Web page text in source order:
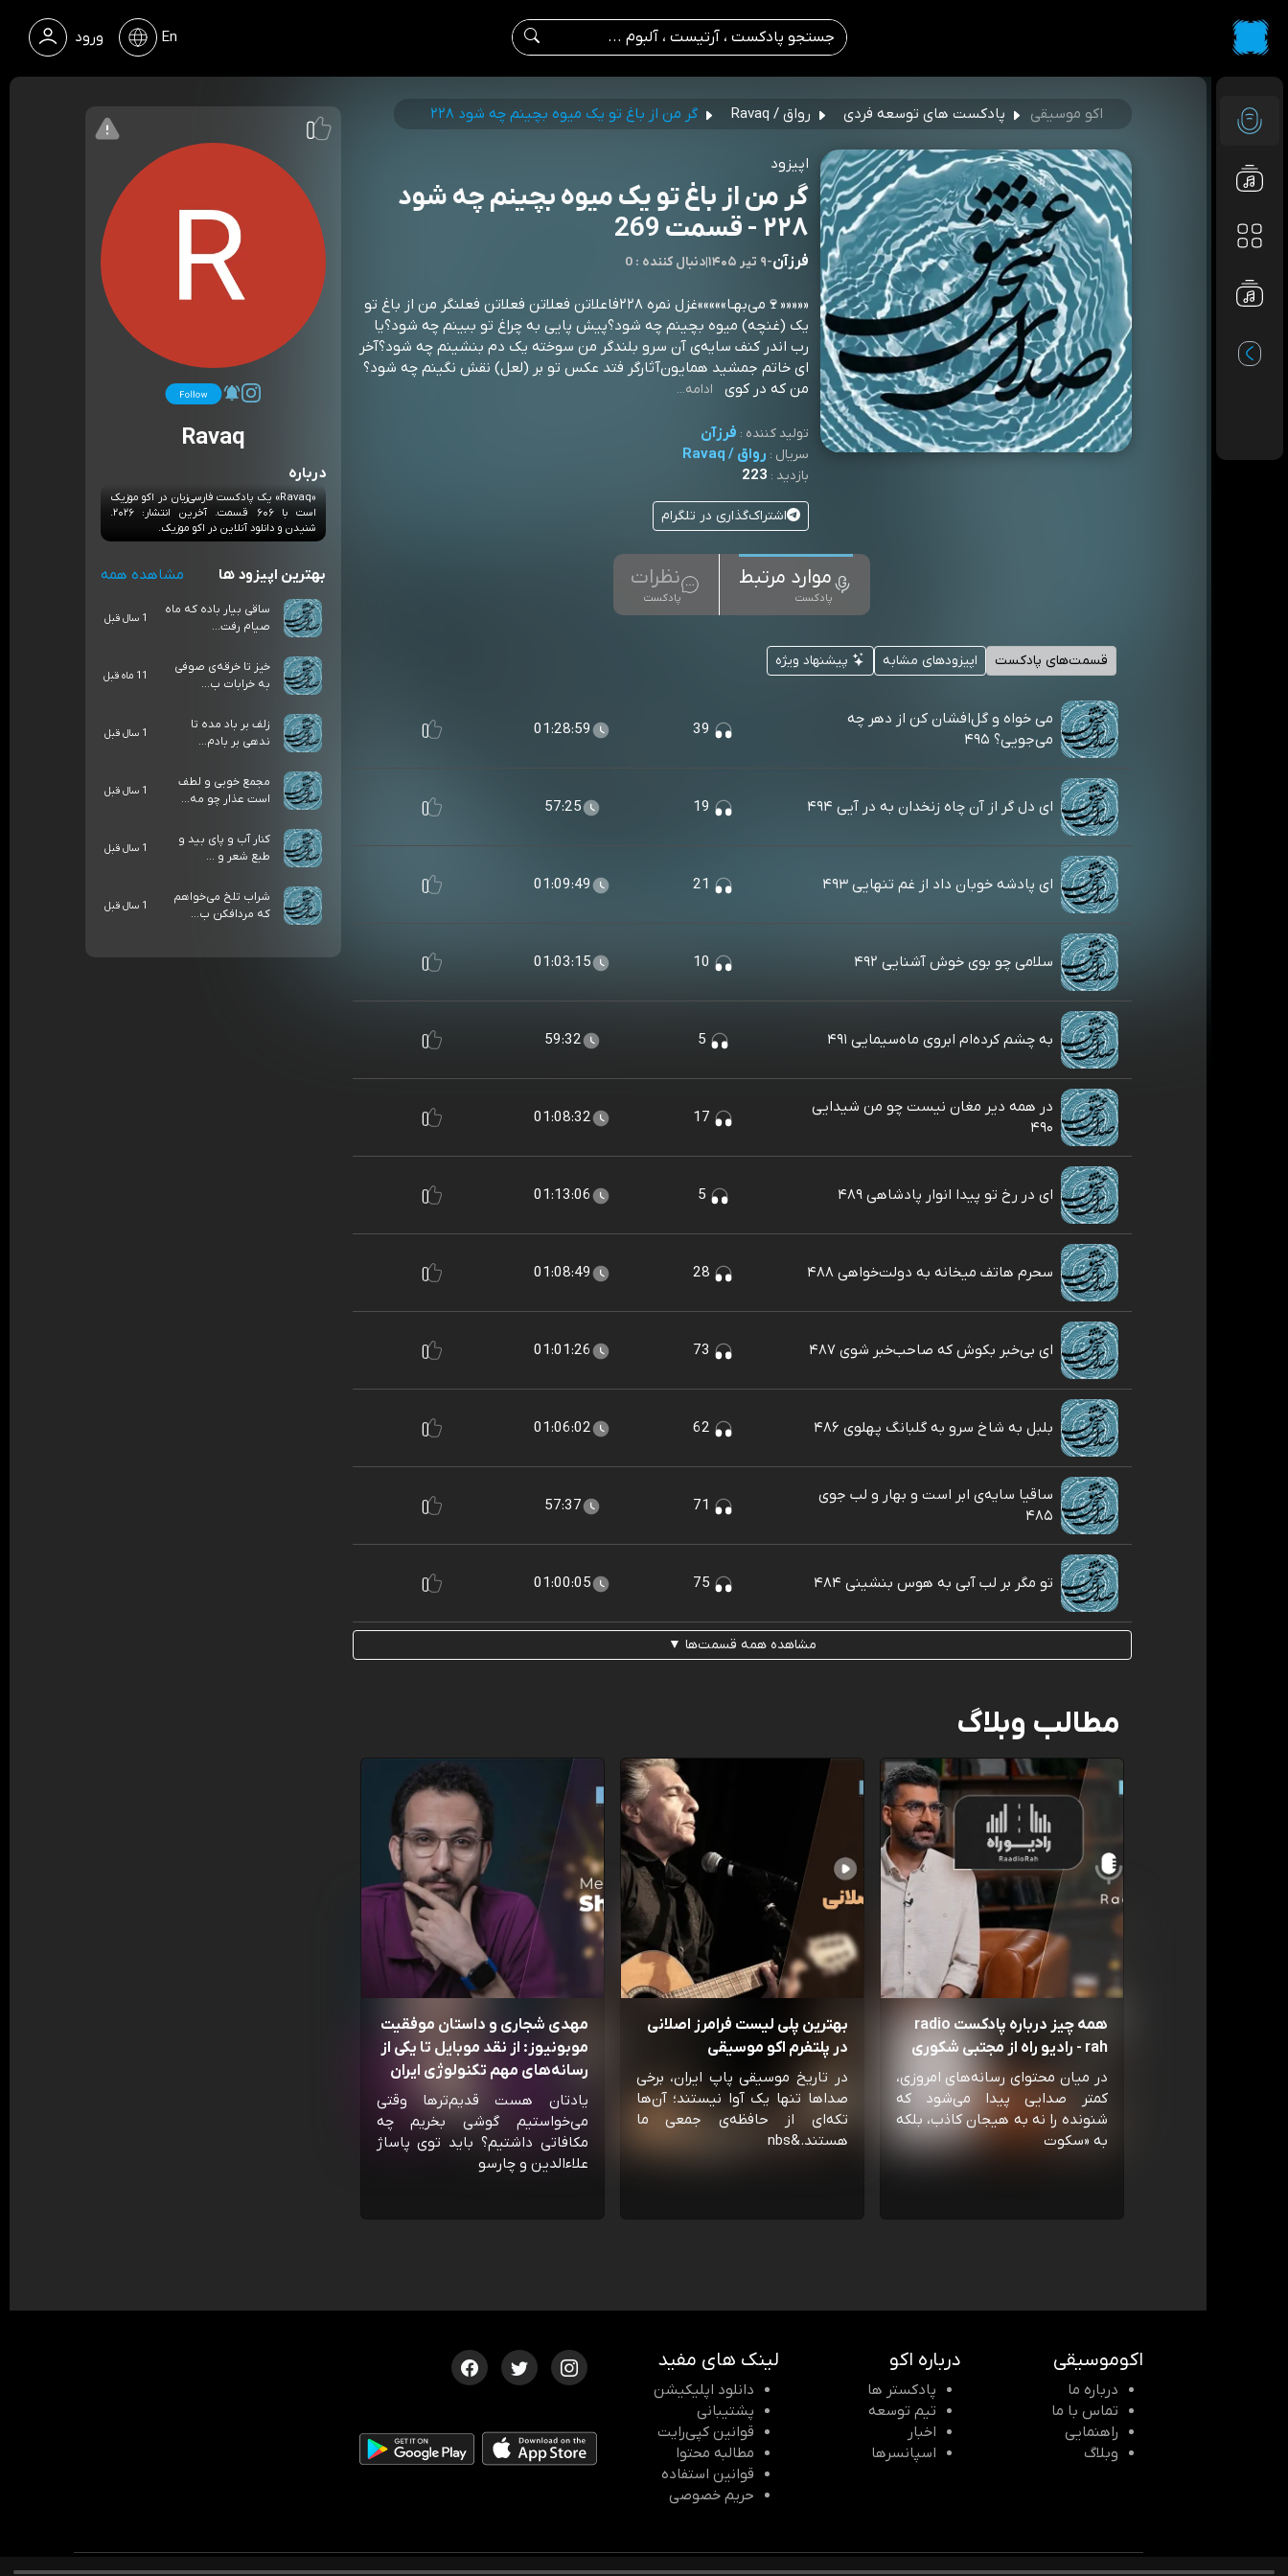
ورود En
اکو موسیقی پادکست های توسعه فردی رواق / Ravaq گر من از باغ تو یک میوه بچینم چه شود ۲۲۸
اپیزود
گر من از باغ تو یک میوه بچینم چه شود
۲۲۸ - قسمت 269
فرزآن-۹ تیر ۱۴۰۵ |0 : دنبال کننده
«««««🍷می‌بهـا»»»»»غزل نمره ۲۲۸فاعلاتن فعلاتن فعلاتن فعلنگر من از باغ تو
يک (غنچه) ميوه بچينم چه شود؟پيش پایی به چراغ تو ببينم چه شود؟يا
رب اندر کنف سايه‌ی آن سرو بلندگر من سوخته يک دم بنشينم چه شود؟آخر
ای خاتم جمشيد همايون‌آثارگر فتد عکس تو بر (لعل) نقش نگينم چه شود؟
من که در کوی
ادامه...
تولید کننده : فرزآن
سریال : رواق / Ravaq
بازدید : 223
اشتراک‌گذاری در تلگرام
موارد مرتبط
پادکست
نظرات
پادکست
قسمت‌های پادکست اپیزودهای مشابه پیشنهاد ویژه
می خواه و گل‌افشان کن از دهر چه
می‌جویی؟ ۴۹۵
01:28:59
ای دل گر از آن چاه زنخدان به در آیی ۴۹۴ 57:25
ای پادشه خوبان داد از غم تنهایی ۴۹۳ 01:09:49
سلامی چو بوی خوش آشنایی ۴۹۲ 01:03:15
به چشم کرده‌ام ابروی ماه‌سیمایی ۴۹۱ 59:32
در همه دیر مغان نیست چو من شیدایی
۴۹۰
01:08:32
ای در رخ تو پیدا انوار پادشاهی ۴۸۹ 01:13:06
سحرم هاتف میخانه به دولت‌خواهی ۴۸۸ 01:08:49
ای بی‌خبر بکوش که صاحب‌خبر شوی ۴۸۷ 01:01:26
بلبل به شاخ سرو به گلبانگ پهلوی ۴۸۶ 01:06:02
ساقیا سایه‌ی ابر است و بهار و لب جوی
۴۸۵
57:37
تو مگر بر لب آبی به هوس بنشينی ۴۸۴ 01:00:05
مشاهده همه قسمت‌ها ▼
مطالب وبلاگ
همه چیز درباره پادکست radio
rah - رادیو راه از مجتبی شکوری
در میان محتوای رسانه‌های امروزی،
کمتر صدایی پیدا می‌شود که
شنونده را نه به هیجان کاذب، بلکه
به «سکوت
بهترین پلی لیست فرامرز اصلانی
در پلتفرم اکو موسیقی
در تاریخ موسیقی پاپ ایران، برخی
صداها تنها یک آوا نیستند؛ آن‌ها
تکه‌ای از حافظه‌ی جمعی ما
هستند.&nbs
مهدی شجاری و داستان موفقیت
موبونیوز: از نقد موبایل تا یکی از
رسانه‌‌های مهم تکنولوژی ایران
یادتان هست قدیم‌ترها وقتی
می‌خواستیم گوشی بخریم چه
مکافاتی داشتیم؟ باید توی پاساژ
علاءالدین و چارسو
Ravaq
درباره
«Ravaq» یک پادکست فارسی‌زبان در اکو موزیک
است با ۶۰۶ قسمت. آخرین انتشار: ۲۰۲۶.
شنیدن و دانلود آنلاین در اکو موزیک.
بهترین اپیزود ها مشاهده همه
ساقی بیار باده که ماه
صیام رفت...
1 سال قبل
خیز تا خرقه‌ی صوفی
به خرابات ب...
11 ماه قبل
زلف بر باد مده تا
ندهی بر بادم...
1 سال قبل
مجمع خوبی و لطف
است عذار چو مه...
1 سال قبل
کنار آب و پای بید و
طبع شعر و ...
1 سال قبل
شراب تلخ می‌خواهم
که مردافکن ب...
1 سال قبل
اکوموسیقی
درباره ما
تماس با ما
راهنمایی
وبلاگ
درباره اکو
پادکستر ها
تیم توسعه
اخبار
اسپانسرها
لینک های مفید
دانلود اپلیکیشن
پشتیبانی
قوانین کپی‌رایت
مطالبه محتوا
قوانین استفاده
حریم خصوصی